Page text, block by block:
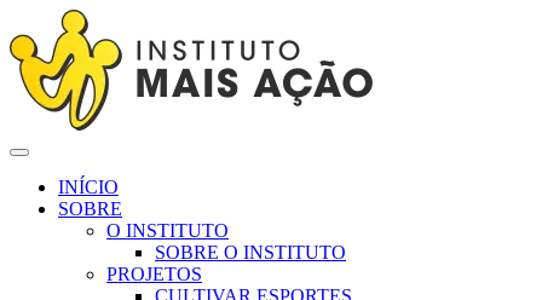
INÍCIO
SOBRE
O INSTITUTO
SOBRE O INSTITUTO
PROJETOS
CULTIVAR ESPORTES